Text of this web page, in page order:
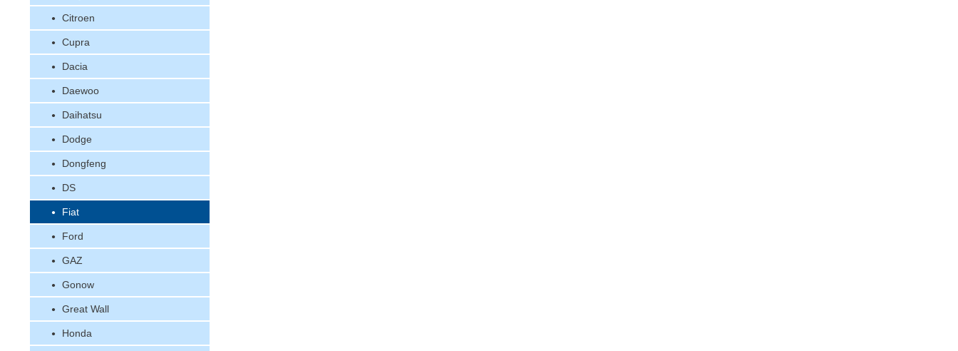
Citroen
Cupra
Dacia
Daewoo
Daihatsu
Dodge
Dongfeng
DS
Fiat
Ford
GAZ
Gonow
Great Wall
Honda